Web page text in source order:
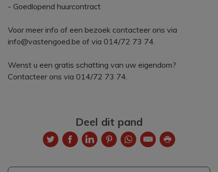
- Goedlopend huurcontract
Voor meer info of een bezoek contacteer ons via
info@vastengoed.be of via 014/72 73 74.
Wenst u een gratis schatting van uw eigendom?
Contacteer ons via 014/72 73 74.
Deel dit pand